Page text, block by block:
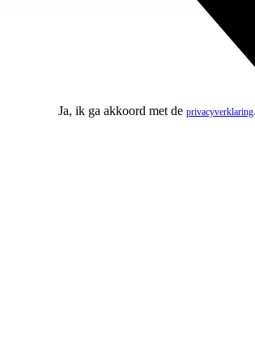
Ja, ik ga akkoord met de privacyverklaring.